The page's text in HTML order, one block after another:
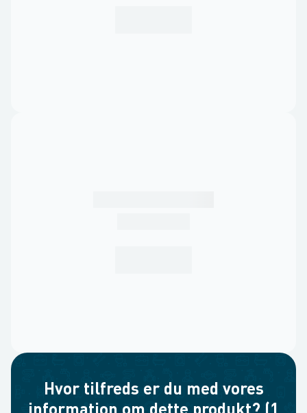
Hvor tilfreds er du med vores